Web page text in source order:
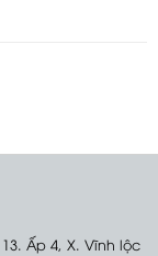
Ấp 4, X. Vĩnh lộc